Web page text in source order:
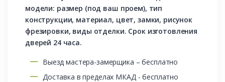
модели: размер (под ваш проем), тип
конструкции, материал, цвет, замки, рисунок
фрезировки, виды отделки. Срок изготовления
дверей 24 часа.
Выезд мастера-замерщика – бесплатно
Доставка в пределах МКАД - бесплатно